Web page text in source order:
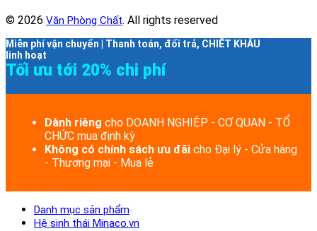
© 2026 Văn Phòng Chất. All rights reserved
Miễn phí vận chuyển | Thanh toán, đổi trả, CHIẾT KHẤU
linh hoạt
Tối ưu tới 20% chi phí
Dành riêng cho DOANH NGHIỆP - CƠ QUAN - TỔ
CHỨC mua định kỳ
Không có chính sách ưu đãi cho Đại lý - Cửa hàng
- Thương mại - Mua lẻ
Danh mục sản phẩm
Hệ sinh thái Minaco.vn